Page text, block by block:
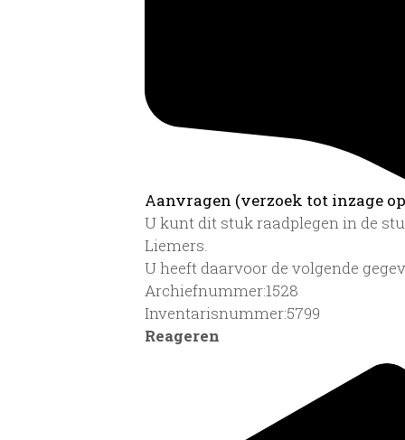
Aanvragen (verzoek tot inzage
U kunt dit stuk raadplegen in de
Liemers.
U heeft daarvoor de volgende
Archiefnummer:1528
Inventarisnummer:5799
Reageren